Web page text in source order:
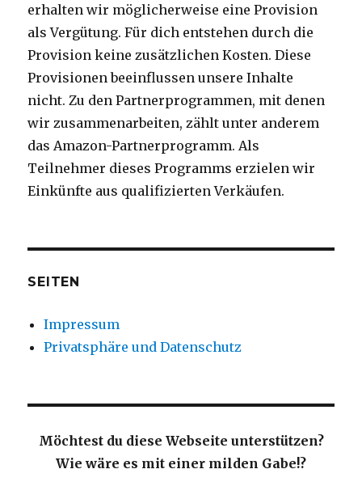
erhalten wir möglicherweise eine Provision
als Vergütung. Für dich entstehen durch die
Provision keine zusätzlichen Kosten. Diese
Provisionen beeinflussen unsere Inhalte
nicht. Zu den Partnerprogrammen, mit denen
wir zusammenarbeiten, zählt unter anderem
das Amazon-Partnerprogramm. Als
Teilnehmer dieses Programms erzielen wir
Einkünfte aus qualifizierten Verkäufen.
SEITEN
Impressum
Privatsphäre und Datenschutz
Möchtest du diese Webseite unterstützen?
Wie wäre es mit einer milden Gabe!?